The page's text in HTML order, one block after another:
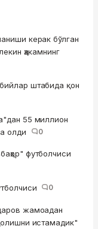
керак бўлган
ҳакамнинг
штабида қон
55 миллион
олди
0
футболчиси
0
жамоадан
истамадик"